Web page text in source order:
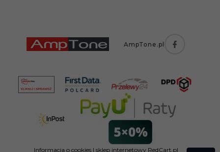
AmpTone.pl
Informacja o cookies | sklep internetowy RedCart.pl